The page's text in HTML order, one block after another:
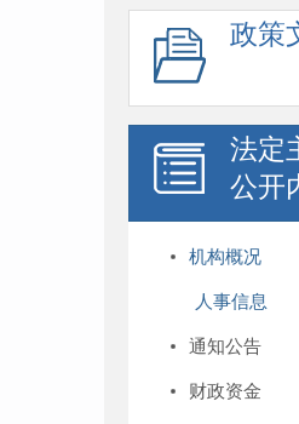
政策
法定
公开
机构概况
人事信息
通知公告
财政资金